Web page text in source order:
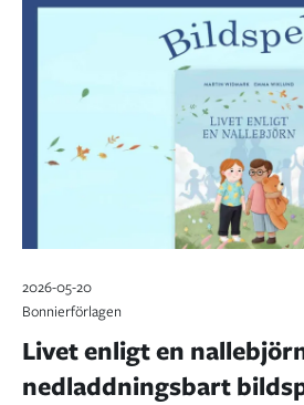
2026-05-20
Bonnierförlagen
Livet enligt en
nedladdningsbart